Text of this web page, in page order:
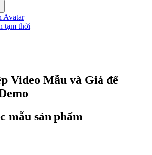
Avatar
tạm thời
Video Mẫu và Giả để
mẫu sản phẩm